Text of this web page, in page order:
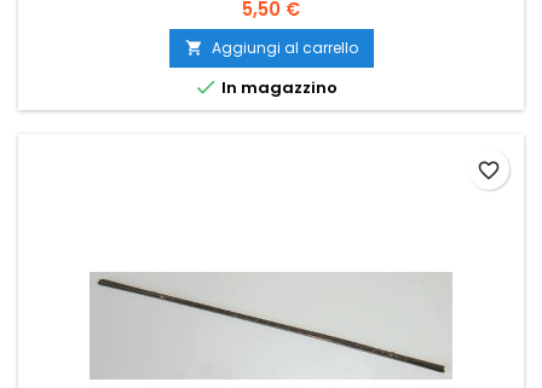
5,50 €
 Aggiungi al carrello
 In magazzino
favorite_border